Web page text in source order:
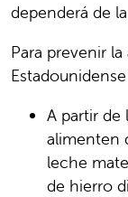
dependerá de
Para prevenir
A partir de
alimenten
leche
de hierro